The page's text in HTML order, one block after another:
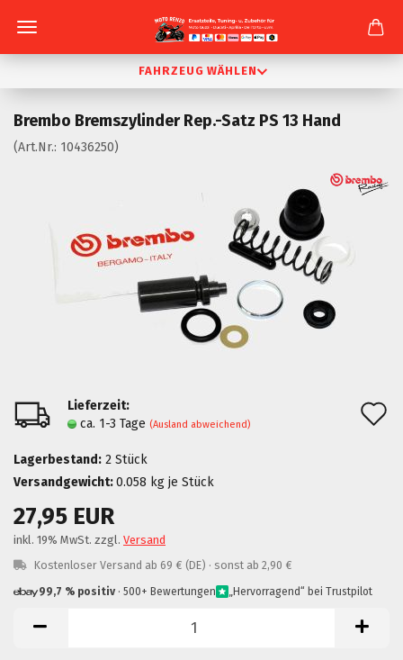
FAHRZEUG WÄHLEN
Brembo Bremszylinder Rep.-Satz PS 13 Hand
(Art.Nr.: 10436250)
Lieferzeit:
ca. 1-3 Tage (Ausland abweichend)
Lagerbestand: 2 Stück
Versandgewicht:0.058 kg je Stück
27,95 EUR
inkl. 19% MwSt. zzgl. Versand
Kostenloser Versand ab 69 € (DE) · sonst ab 2,90 €
99,7 % positiv · 500+ Bewertungen „Hervorragend“ bei Trustpilot